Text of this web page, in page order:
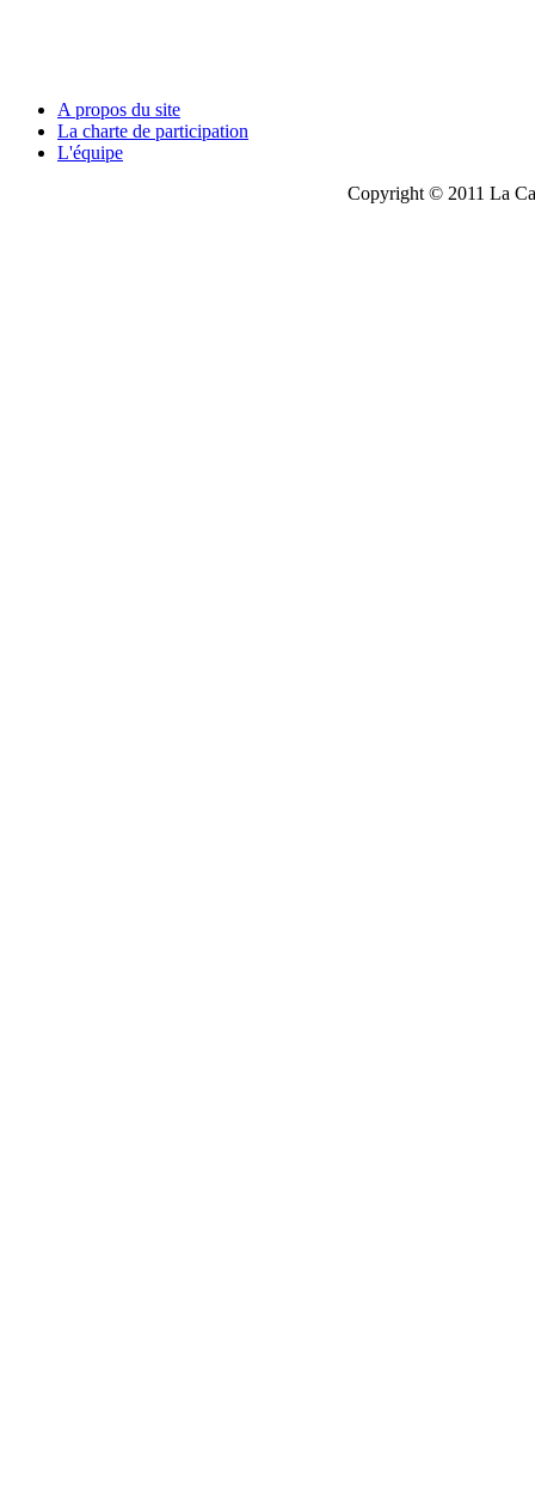
A propos du site
La charte de participation
L'équipe
Copyright © 2011 La